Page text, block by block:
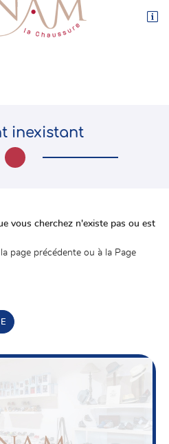

à recevoir nos propositions commerciales à
pouvez vous désinscrire à tout moment en
.
inexistant
vous cherchez n'existe pas ou est
page précédente ou à la Page